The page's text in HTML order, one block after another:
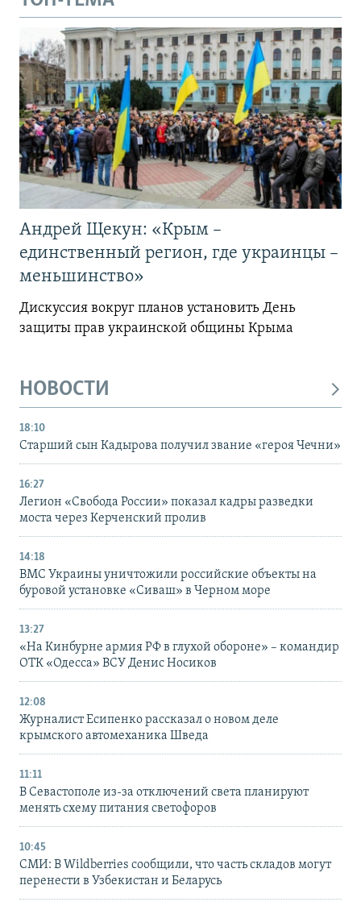
Андрей Щекун: «Крым –
единственный регион, где украинцы –
меньшинство»
Дискуссия вокруг планов установить День
защиты прав украинской общины Крыма
НОВОСТИ
18:10
Старший сын Кадырова получил звание «героя Чечни»
16:27
Легион «Свобода России» показал кадры разведки
моста через Керченский пролив
14:18
ВМС Украины уничтожили российские объекты на
буровой установке «Сиваш» в Черном море
13:27
«На Кинбурне армия РФ в глухой обороне» – командир
ОТК «Одесса» ВСУ Денис Носиков
12:08
Журналист Есипенко рассказал о новом деле
крымского автомеханика Шведа
11:11
В Севастополе из-за отключений света планируют
менять схему питания светофоров
10:45
СМИ: В Wildberries сообщили, что часть складов могут
перенести в Узбекистан и Беларусь